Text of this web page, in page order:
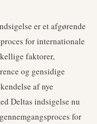
er et afgørende
for internationale
faktorer,
og gensidige
af nye
Deltas indsigelse nu
for